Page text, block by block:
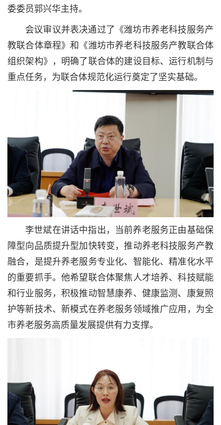
委委员郭兴华主持。
会议审议并表决通过了《潍坊市养老科技服务产
教联合体章程》和《潍坊市养老科技服务产教联合体
组织架构》，明确了联合体的建设目标、运行机制与
重点任务，为联合体规范化运行奠定了坚实基础。
李世斌在讲话中指出，当前养老服务正由基础保
障型向品质提升型加快转变，推动养老科技服务产教
融合，是提升养老服务专业化、智能化、精准化水平
的重要抓手。他希望联合体聚焦人才培养、科技赋能
和行业服务，积极推动智慧康养、健康监测、康复照
护等新技术、新模式在养老服务领域推广应用，为全
市养老服务高质量发展提供有力支撑。